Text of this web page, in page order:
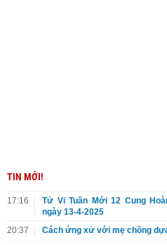
TIN MỚI!
17:16
Tử Vi Tuần Mới 12 Cung
ngày 13-4-2025
20:37
Cách ứng xử với mẹ chồng